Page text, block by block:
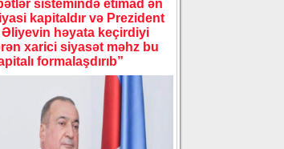
sistemində etimad ən
kapitaldır və Prezident
Əliyevin həyata keçirdiyi
xarici siyasət məhz bu
formalaşdırıb”